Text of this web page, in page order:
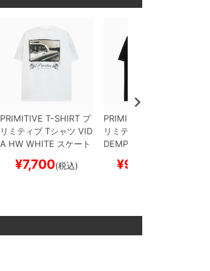
PRIMITIVE T-SHIRTプ
リミティブTシャツ VID
A HWWHITE スケート
¥7,700(税込)
PRIMITIVE T-SHIRT
リミティブ
DEMPTION HW
ボー¥9,350